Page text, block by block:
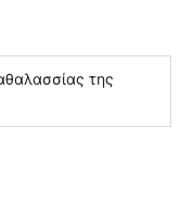
της